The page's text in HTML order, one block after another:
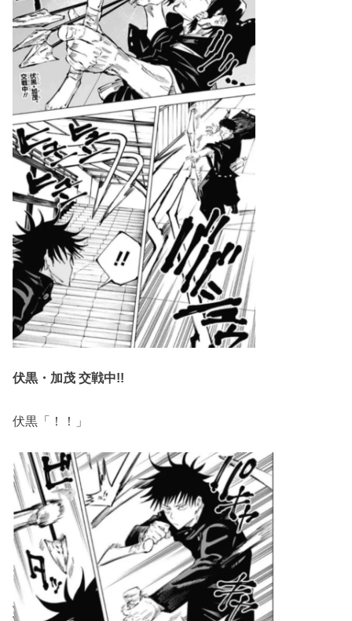
伏黒・加茂 交戦中!!
伏黒「！！」